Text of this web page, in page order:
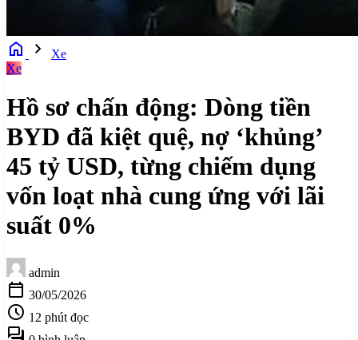
home chevron_right
Xe
Xe
Hồ sơ chấn động: Dòng tiền
BYD đã kiệt quệ, nợ ‘khủng’
45 tỷ USD, từng chiếm dụng
vốn loạt nhà cung ứng với lãi
suất 0%
admin
calendar_today 30/05/2026
schedule 12 phút đọc
forum